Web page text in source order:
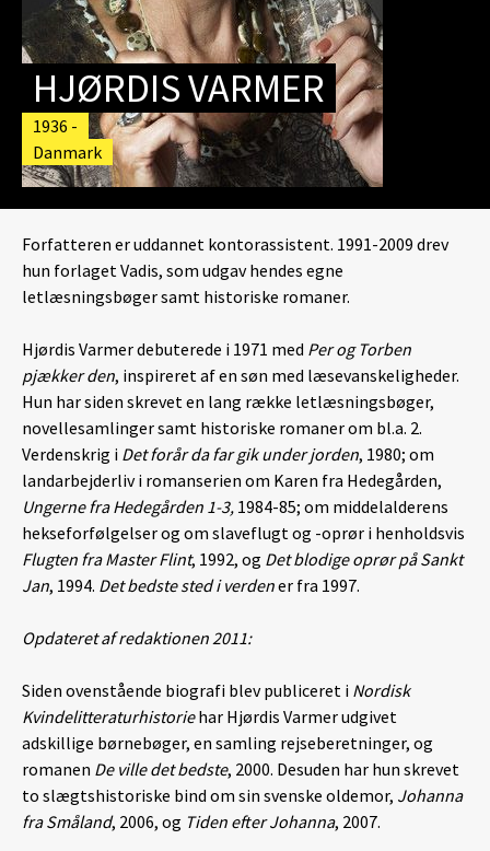
HJØRDIS VARMER
1936 -
Danmark
Forfatteren er uddannet kontorassistent. 1991-2009 drev
hun forlaget Vadis, som udgav hendes egne
letlæsningsbøger samt historiske romaner.
Hjørdis Varmer debuterede i 1971 med Per og Torben
pjækker den, inspireret af en søn med læsevanskeligheder.
Hun har siden skrevet en lang række letlæsningsbøger,
novellesamlinger samt historiske romaner om bl.a. 2.
Verdenskrig i Det forår da far gik under jorden, 1980; om
landarbejderliv i romanserien om Karen fra Hedegården,
Ungerne fra Hedegården 1-3, 1984-85; om middelalderens
hekseforfølgelser og om slaveflugt og -oprør i henholdsvis
Flugten fra Master Flint, 1992, og Det blodige oprør på Sankt
Jan, 1994. Det bedste sted i verdener fra 1997.
Opdateret af redaktionen 2011:
Siden ovenstående biografi blev publiceret i Nordisk
Kvindelitteraturhistoriehar Hjørdis Varmer udgivet
adskillige børnebøger, en samling rejseberetninger, og
romanen De ville det bedste, 2000. Desuden har hun skrevet
to slægtshistoriske bind om sin svenske oldemor, Johanna
fra Småland, 2006, og Tiden efter Johanna, 2007.